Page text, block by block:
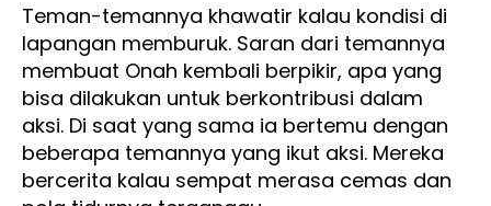
Teman-temannya khawatir kalau kondisi di
lapangan memburuk. Saran dari temannya
membuat Onah kembali berpikir, apa yang
bisa dilakukan untuk berkontribusi dalam
aksi. Di saat yang sama ia bertemu dengan
beberapa temannya yang ikut aksi. Mereka
bercerita kalau sempat merasa cemas dan